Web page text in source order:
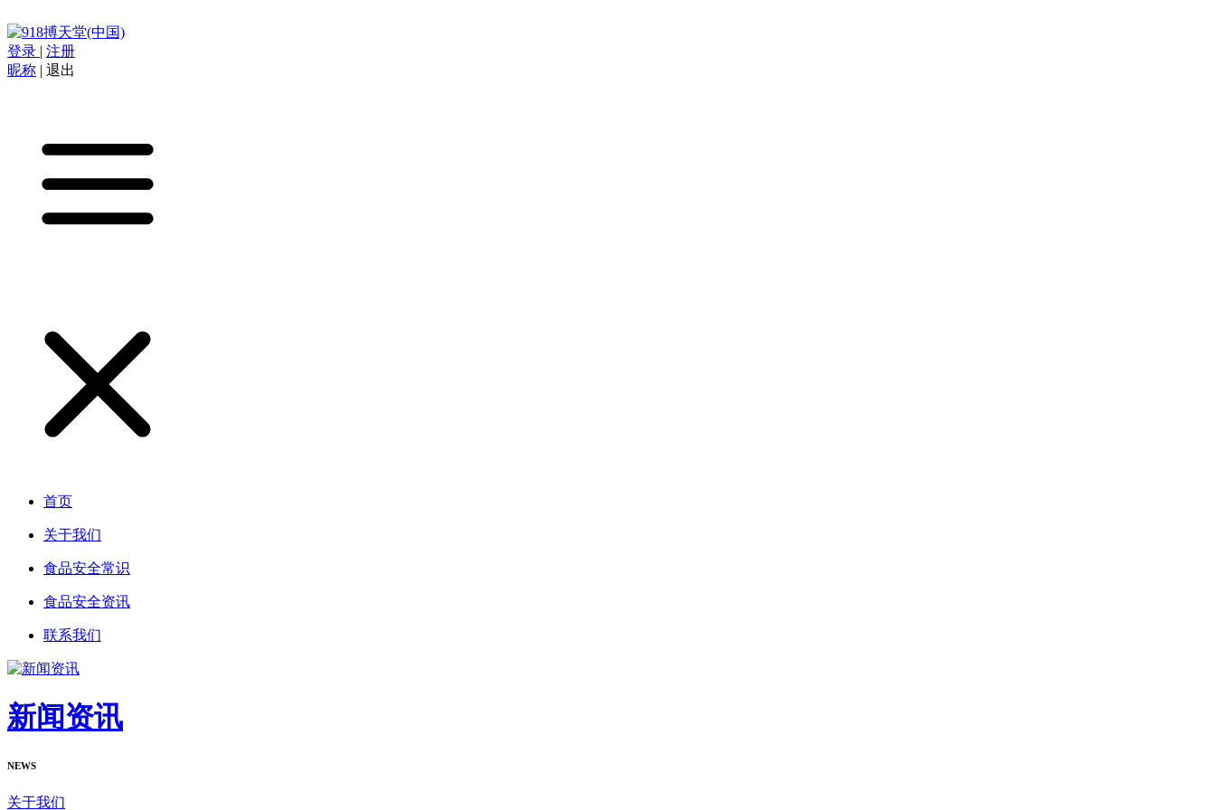
登录 | 注册
昵称 | 退出
首页
关于我们
食品安全常识
食品安全资讯
联系我们
新闻资讯
NEWS
关于我们